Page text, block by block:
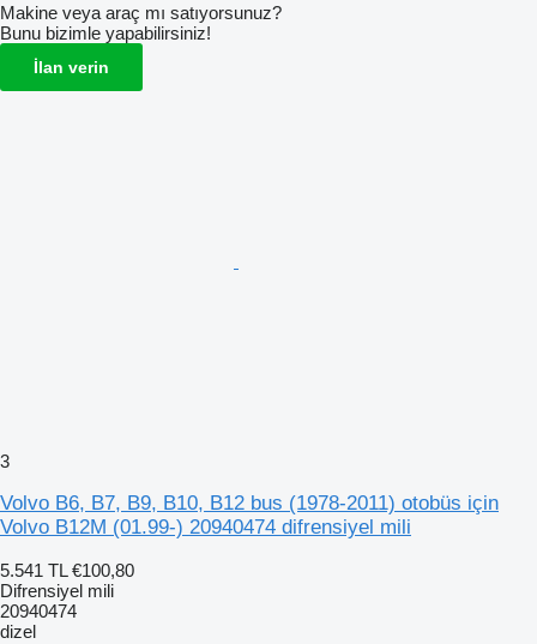
Makine veya araç mı satıyorsunuz?
Bunu bizimle yapabilirsiniz!
İlan verin
3
Volvo B6, B7, B9, B10, B12 bus (1978-2011) otobüs için
Volvo B12M (01.99-) 20940474 difrensiyel mili
5.541 TL €100,80
Difrensiyel mili
20940474
dizel